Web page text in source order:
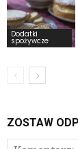
Dodatki
spożywcze
ZOSTAW